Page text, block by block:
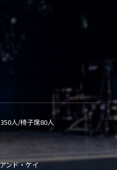
人/椅子席80人
ンド・ケイ